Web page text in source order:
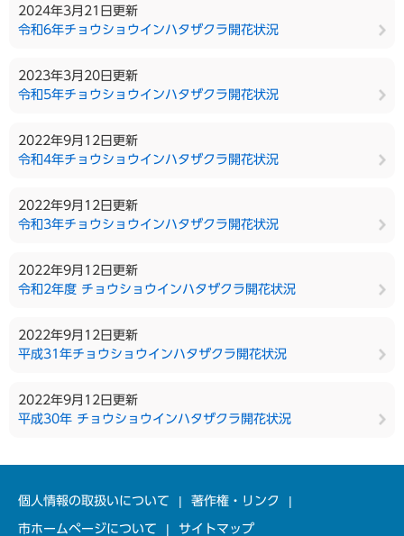
2024年3月21日更新
令和6年チョウショウインハタザクラ開花状況
2023年3月20日更新
令和5年チョウショウインハタザクラ開花状況
2022年9月12日更新
令和4年チョウショウインハタザクラ開花状況
2022年9月12日更新
令和3年チョウショウインハタザクラ開花状況
2022年9月12日更新
令和2年度 チョウショウインハタザクラ開花状況
2022年9月12日更新
平成31年チョウショウインハタザクラ開花状況
2022年9月12日更新
平成30年 チョウショウインハタザクラ開花状況
個人情報の取扱いについて 著作権・リンク
市ホームページについて サイトマップ